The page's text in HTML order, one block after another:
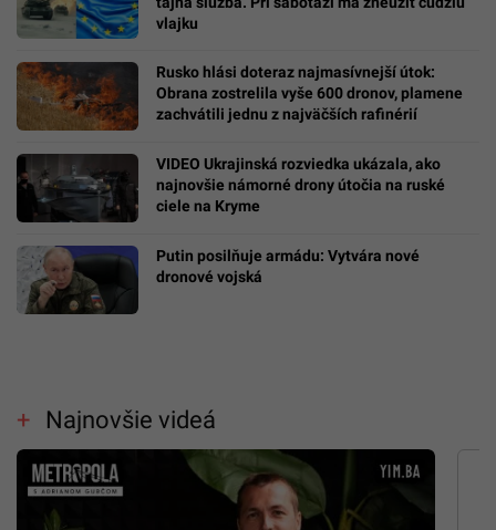
vlajku
Rusko hlási doteraz najmasívnejší útok:
Obrana zostrelila vyše 600 dronov, plamene
zachvátili jednu z najväčších rafinérií
VIDEO Ukrajinská rozviedka ukázala, ako
najnovšie námorné drony útočia na ruské
ciele na Kryme
Putin posilňuje armádu: Vytvára nové
dronové vojská
Najnovšie videá